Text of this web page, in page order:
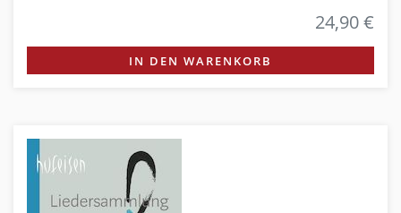
24,90 €
IN DEN WARENKORB